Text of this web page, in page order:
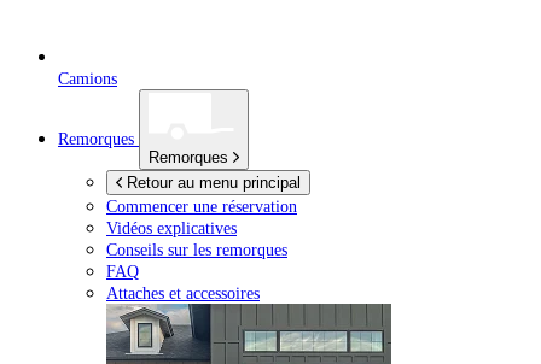
Camions
Remorques
Remorques
Retour au menu principal
Commencer une réservation
Vidéos explicatives
Conseils sur les remorques
FAQ
Attaches et accessoires